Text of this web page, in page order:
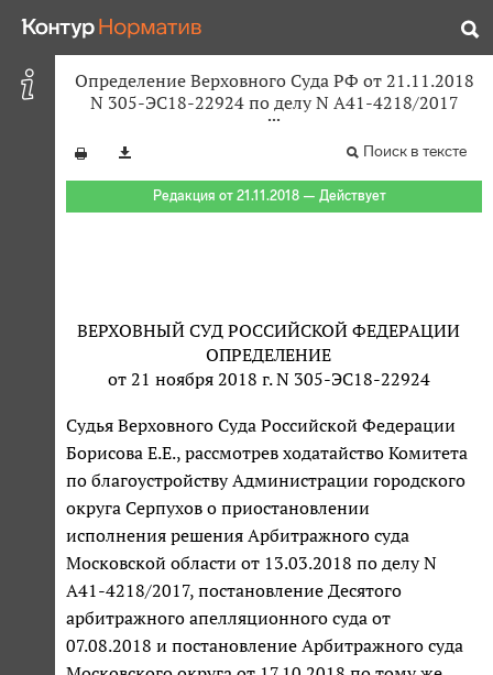
Определение Верховного Суда РФ от 21.11.2018
N 305-ЭС18-22924 по делу N А41-4218/2017
Поиск в тексте
Редакция от 21.11.2018 — Действует
ВЕРХОВНЫЙ СУД РОССИЙСКОЙ ФЕДЕРАЦИИ
ОПРЕДЕЛЕНИЕ
от 21 ноября 2018 г. N 305-ЭС18-22924
Судья Верховного Суда Российской Федерации
Борисова Е.Е., рассмотрев ходатайство Комитета
по благоустройству Администрации городского
округа Серпухов о приостановлении
исполнения решения Арбитражного суда
Московской области от 13.03.2018 по делу N
А41-4218/2017, постановление Десятого
арбитражного апелляционного суда от
07.08.2018 и постановление Арбитражного суда